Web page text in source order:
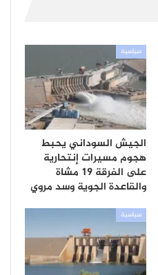
سياسية
الجيش السوداني يحبط
هجوم مسيرات إنتحارية
على الفرقة 19 مشاة
والقاعدة الجوية وسد مروي
سياسية